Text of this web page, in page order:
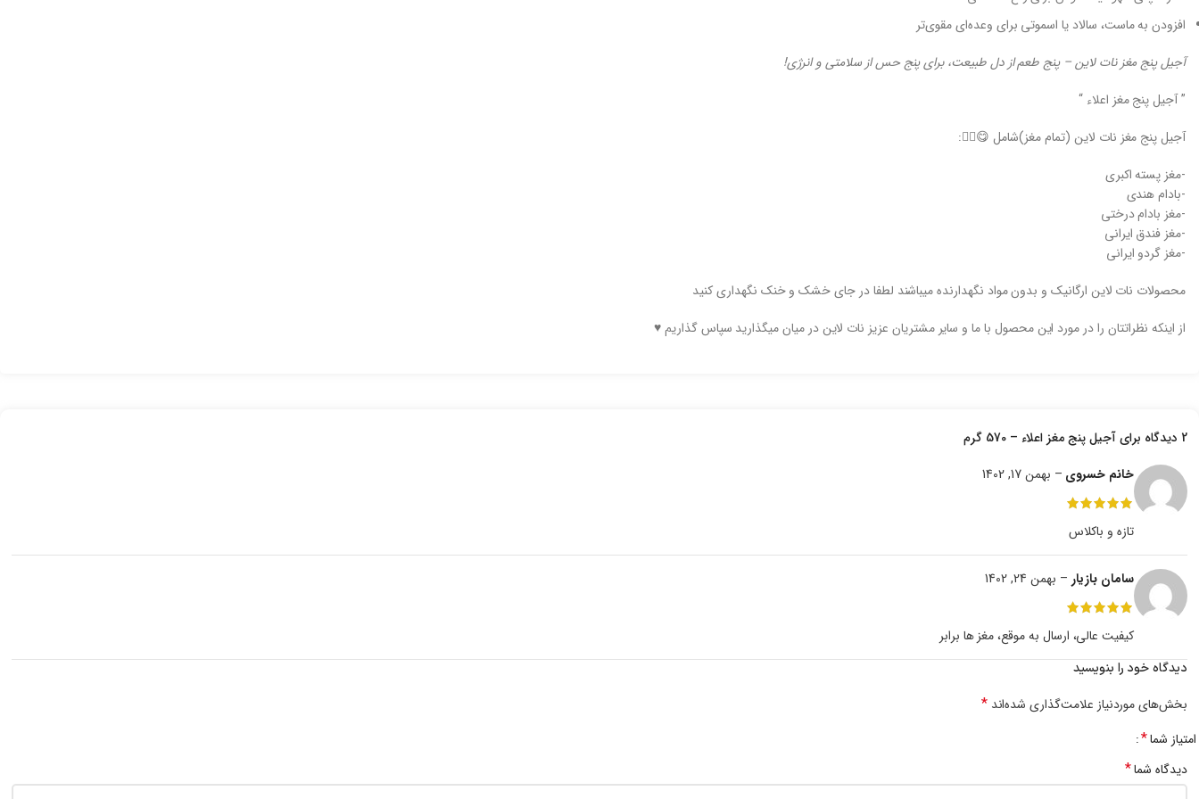
افزودن به ماست، سالاد یا اسموتی برای وعده‌ای مقوی‌تر
آجیل پنج مغز نات لاین – پنج طعم از دل طبیعت، برای پنج حس از سلامتی و انرژی!
” آجیل پنج مغز اعلاء “
آجیل پنج مغز نات لاین (تمام مغز)شامل 😋👇🏻:
-مغز پسته اکبری
-بادام هندی
-مغز بادام درختی
-مغز فندق ایرانی
-مغز گردو ایرانی
محصولات نات لاین ارگانیک و بدون مواد نگهدارنده میباشند لطفا در جای خشک و خنک نگهداری کنید
از اینکه نظراتتان را در مورد این محصول با ما و سایر مشتریان عزیز نات لاین در میان میگذارید سپاس گذاریم ♥️
2 دیدگاه برای
آجیل پنج مغز اعلاء – 570 گرم
خانم خسروی – بهمن 17, 1402
تازه و باکلاس
سامان بازیار – بهمن 24, 1402
کیفیت عالی، ارسال به موقع، مغز ها برابر
دیدگاه خود را بنویسید
بخش‌های موردنیاز علامت‌گذاری شده‌اند*
امتیاز شما*
دیدگاه شما*